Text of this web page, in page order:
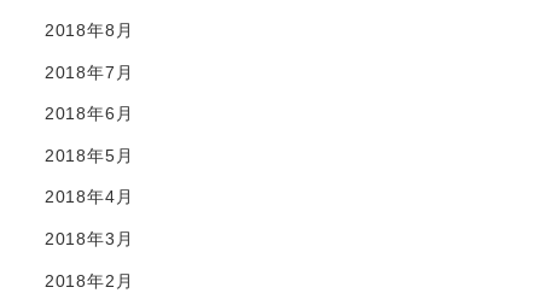
2018年8月
2018年7月
2018年6月
2018年5月
2018年4月
2018年3月
2018年2月